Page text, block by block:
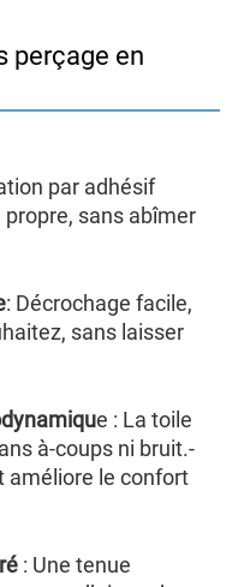
perçage en
par adhésif
propre, sans abîmer
: Décrochage facile,
sans laisser
e : La toile
à-coups ni bruit.-
améliore le confort
: Une tenue